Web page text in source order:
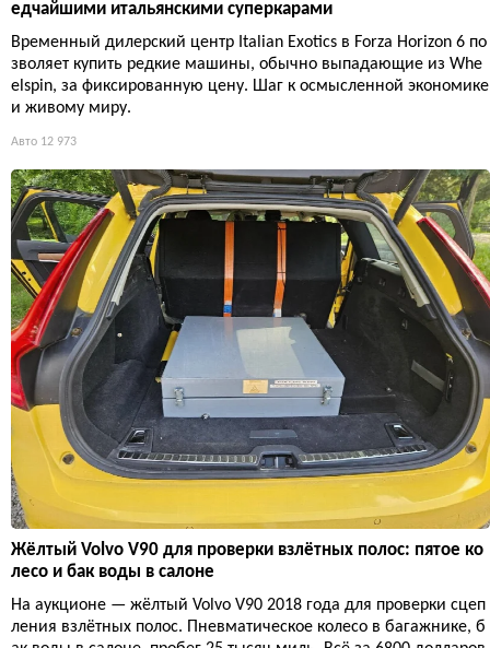
едчайшими итальянскими суперкарами
Временный дилерский центр Italian Exotics в Forza Horizon 6 по
зволяет купить редкие машины, обычно выпадающие из Whe
elspin, за фиксированную цену. Шаг к осмысленной экономике
и живому миру.
Авто 12 973
Жёлтый Volvo V90 для проверки взлётных полос: пятое ко
лесо и бак воды в салоне
На аукционе — жёлтый Volvo V90 2018 года для проверки сцеп
ления взлётных полос. Пневматическое колесо в багажнике, б